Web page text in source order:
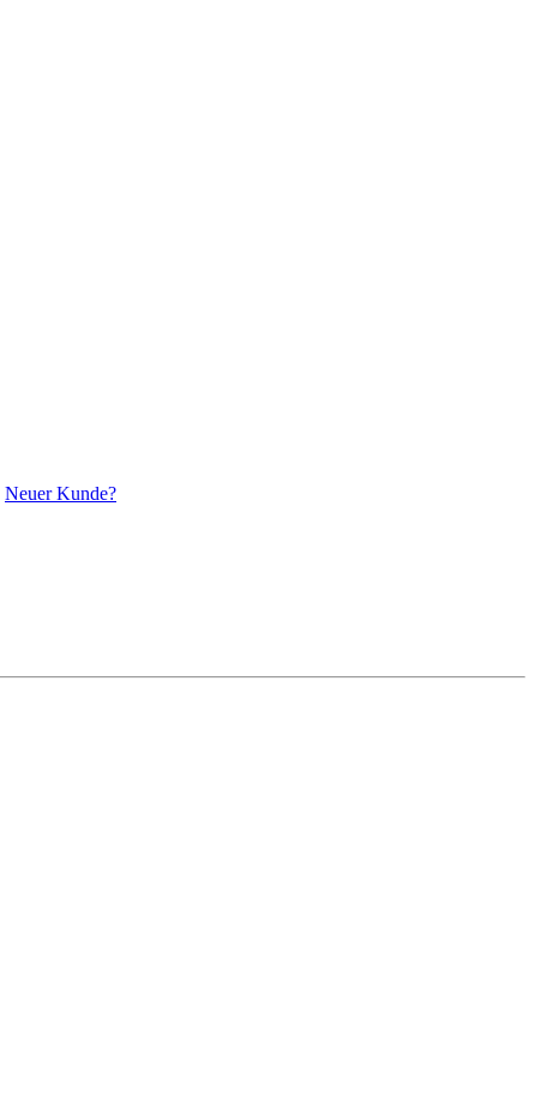
Neuer Kunde?